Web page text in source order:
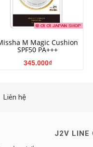
MUA HÀNG
M Magic Cushion
SPF50 PA+++
345.000₫
Liên hệ
J2V LINE